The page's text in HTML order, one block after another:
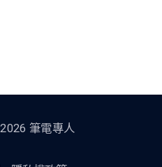
筆電專人